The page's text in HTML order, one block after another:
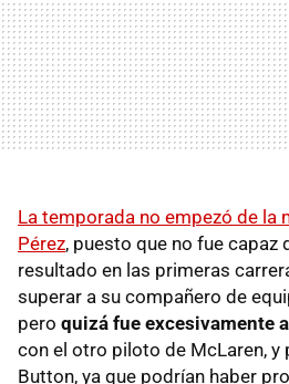
La temporada no empezó de la
Pérez, puesto que no fue capaz
resultado en las primeras
superar a su compañero de
pero quizá fue excesivamente
con el otro piloto de McLaren, y
Button, ya que podrían haber